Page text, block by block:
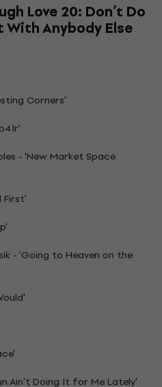
Love 20: Don’t Do
Anybody Else
Corners'
- 'New Market Space
First'
- 'Going to Heaven on the
Ain't Doing It for Me Lately'